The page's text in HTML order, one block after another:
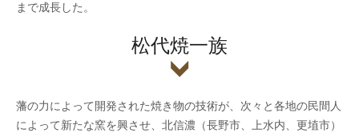
まで成長した。
松代焼一族
藩の力によって開発された焼き物の技術が、次々と各地の民間人
によって新たな窯を興させ、北信濃（長野市、上水内、更埴市）